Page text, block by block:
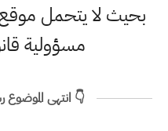
بحيث لا يتحمل
مسؤولية
👇 انتهى الموضوع